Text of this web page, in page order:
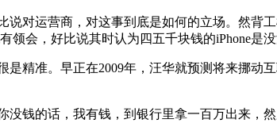
运营商，对这事到底是如何的立场。然背
会，好比说其时认为四五千块钱的iPhone是
准。早正在2009年，汪华就预测将来挪动
的话，我有钱，到银行里拿一百万出来，然